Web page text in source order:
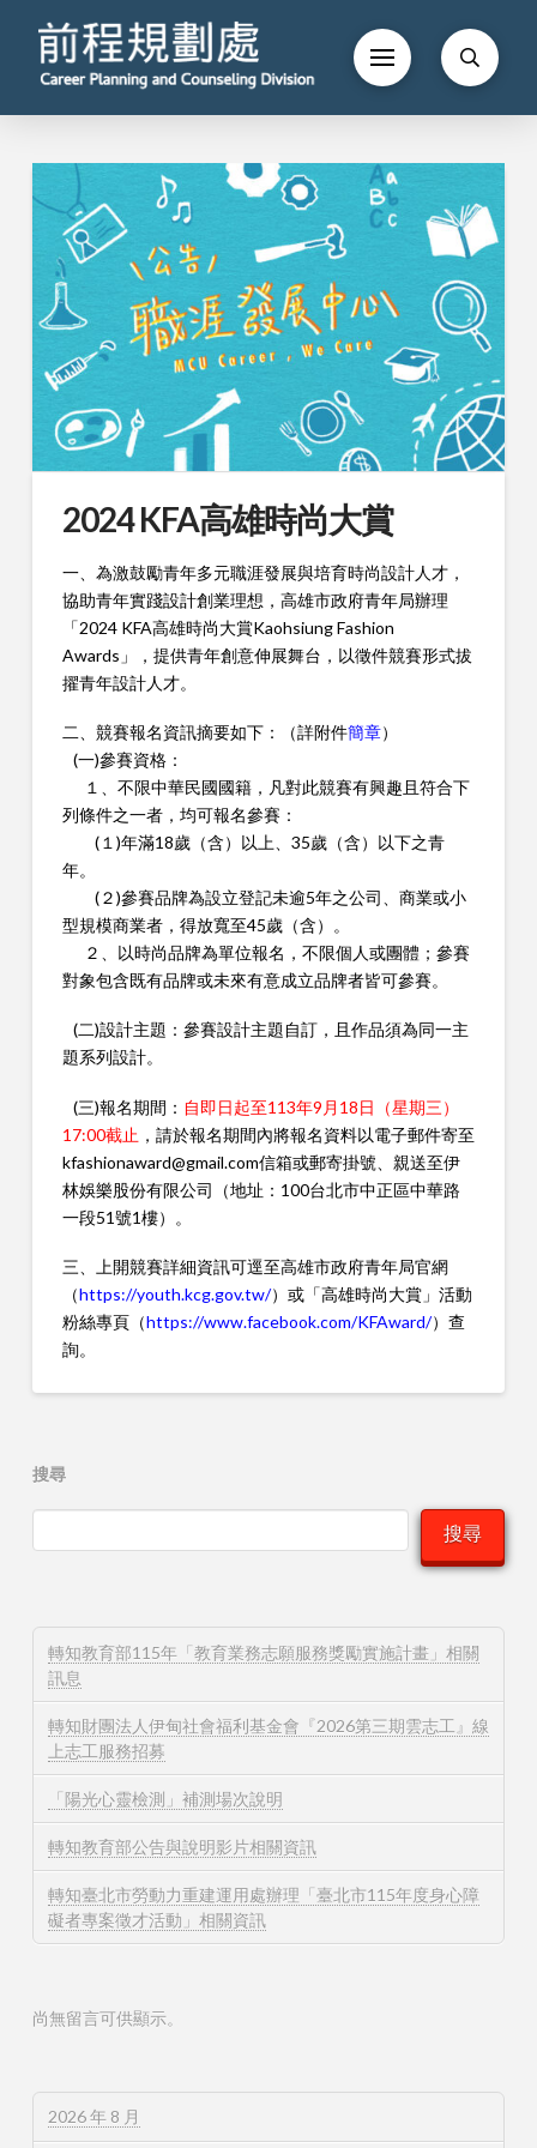
2024 KFA高雄時尚大賞
一、為激鼓勵青年多元職涯發展與培育時尚設計人才，
協助青年實踐設計創業理想，高雄市政府青年局辦理
「2024 KFA高雄時尚大賞Kaohsiung Fashion
Awards」，提供青年創意伸展舞台，以徵件競賽形式拔
擢青年設計人才。
二、競賽報名資訊摘要如下：（詳附件簡章）
(一)參賽資格：
１、不限中華民國國籍，凡對此競賽有興趣且符合下
列條件之一者，均可報名參賽：
(１)年滿18歲（含）以上、35歲（含）以下之青
年。
(２)參賽品牌為設立登記未逾5年之公司、商業或小
型規模商業者，得放寬至45歲（含）。
２、以時尚品牌為單位報名，不限個人或團體；參賽
對象包含既有品牌或未來有意成立品牌者皆可參賽。
(二)設計主題：參賽設計主題自訂，且作品須為同一主
題系列設計。
(三)報名期間： 自即日起至113年9月18日（星期三）
17:00截止 ，請於報名期間內將報名資料以電子郵件寄至
kfashionaward@gmail.com信箱或郵寄掛號、親送至伊
林娛樂股份有限公司（地址：100台北市中正區中華路
一段51號1樓）。
三、上開競賽詳細資訊可逕至高雄市政府青年局官網
（https://youth.kcg.gov.tw/）或「高雄時尚大賞」活動
粉絲專頁（https://www.facebook.com/KFAward/）查
詢。
搜尋
搜尋
轉知教育部115年「教育業務志願服務獎勵實施計畫」相關
訊息
轉知財團法人伊甸社會福利基金會『2026第三期雲志工』線
上志工服務招募
「陽光心靈檢測」補測場次說明
轉知教育部公告與說明影片相關資訊
轉知臺北市勞動力重建運用處辦理「臺北市115年度身心障
礙者專案徵才活動」相關資訊
尚無留言可供顯示。
2026 年 8 月